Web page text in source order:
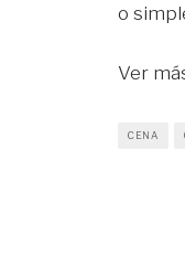
o
Ver
CENA